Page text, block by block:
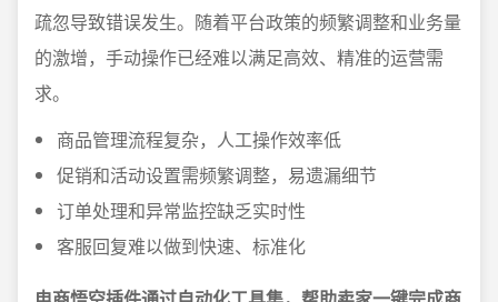
疏忽导致错误发生。随着平台政策的频繁调整和业务量
的激增，手动操作已经难以满足高效、精准的运营需
求。
商品管理流程复杂，人工操作效率低
促销和活动设置需频繁调整，易遗漏细节
订单处理和异常监控缺乏实时性
客服回复难以做到快速、标准化